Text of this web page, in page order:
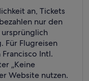
an, Tickets
nur den
Für Flugreisen
Intl.
„Keine
Website nutzen.